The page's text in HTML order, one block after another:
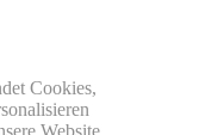
Cookies,
Website